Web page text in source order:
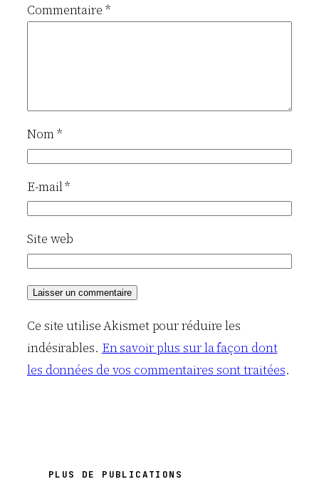
Commentaire *
Nom*
E-mail*
Site web
Ce site utilise Akismet pour réduire les
indésirables. En savoir plus sur la façon dont
les données de vos commentaires sont traitées.
PLUS DE PUBLICATIONS